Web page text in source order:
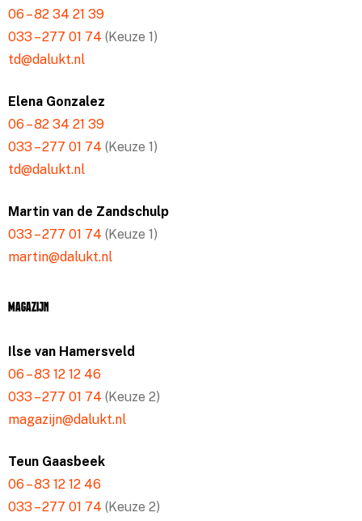
06 – 82 34 21 39
033 – 277 01 74 (Keuze 1)
td@dalukt.nl
Elena Gonzalez
06 – 82 34 21 39
033 – 277 01 74 (Keuze 1)
td@dalukt.nl
Martin van de Zandschulp
033 – 277 01 74 (Keuze 1)
martin@dalukt.nl
Magazijn
Ilse van Hamersveld
06 – 83 12 12 46
033 – 277 01 74 (Keuze 2)
magazijn@dalukt.nl
Teun Gaasbeek
06 – 83 12 12 46
033 – 277 01 74 (Keuze 2)